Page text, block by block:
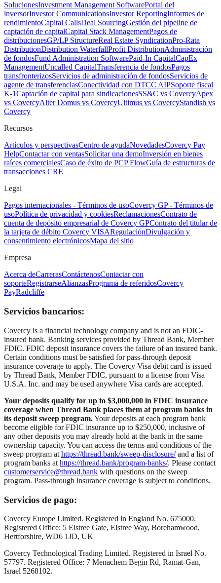
SolucionesInvestment Management SoftwarePortal del
inversorInvestor CommunicationsInvestor ReportingInformes de
rendimientoCapital CallsDeal SourcingGestión del pipeline de
captación de capitalCapital Stack ManagementPagos de
distribucionesGP/LP StructureReal Estate SyndicationPro-Rata
DistributionDistribution WaterfallProfit DistributionAdministración
de fondosFund Administration SoftwarePaid-In CapitalCapEx
ManagementUncalled CapitalTransferencia de fondosPagos
transfronterizosServicios de administración de fondosServicios de
agente de transferenciasConectividad con DTCC AIPSoporte fiscal
K-1Captación de capital para sindicacionesSS&C vs CovercyApex
vs CovercyAlter Domus vs CovercyUltimus vs CovercyStandish vs
Covercy
Recursos
Artículos y perspectivasCentro de ayudaNovedadesCovercy Pay
HelpContactar con ventasSolicitar una demoInversión en bienes
raíces comercialesCaso de éxito de PCP FlowGuía de estructuras de
transacciones CRE
Legal
Pagos internacionales - Términos de usoCovercy GP - Términos de
usoPolítica de privacidad y cookiesReclamacionesContrato de
cuenta de depósito empresarial de Covercy GPContrato del titular de
la tarjeta de débito Covercy VISARegulaciónDivulgación y
consentimiento electrónicosMapa del sitio
Empresa
Acerca deCarrerasContáctenosContactar con
soporteRegistrarseAlianzasPrograma de referidosCovercy
PayRadcliffe
Servicios bancarios:
Covercy is a financial technology company and is not an FDIC-
insured bank. Banking services provided by Thread Bank, Member
FDIC. FDIC deposit insurance covers the failure of an insured bank.
Certain conditions must be satisfied for pass-through deposit
insurance coverage to apply. The Covercy Visa debit card is issued
by Thread Bank, Member FDIC, pursuant to a license from Visa
U.S.A. Inc. and may be used anywhere Visa cards are accepted.
Your deposits qualify for up to $3,000,000 in FDIC insurance
coverage when Thread Bank places them at program banks in
its deposit sweep program.Your deposits at each program bank
become eligible for FDIC insurance up to $250,000, inclusive of
any other deposits you may already hold at the bank in the same
ownership capacity. You can access the terms and conditions of the
sweep program at https://thread.bank/sweep-disclosure/and a list of
program banks at https://thread.bank/program-banks/. Please contact
customerservice@thread.bank with questions on the sweep
program. Pass-through insurance coverage is subject to conditions.
Servicios de pago:
Covercy Europe Limited. Registered in England No. 675000.
Registered Office: 5 Elstree Gate, Elstree Way, Borehamwood,
Hertforshire, WD6 1JD, UK
Covercy Technological Trading Limited. Registered in Israel No.
57797. Registered Office: 7 Menachem Begin Rd, Ramat-Gan,
Israel 5268102.